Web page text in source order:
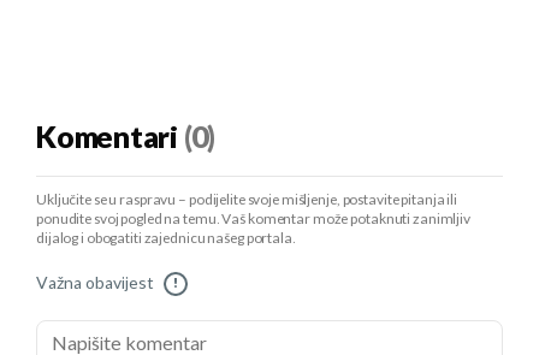
Komentari (0)
Uključite se u raspravu – podijelite svoje mišljenje, postavite pitanja ili
ponudite svoj pogled na temu. Vaš komentar može potaknuti zanimljiv
dijalog i obogatiti zajednicu našeg portala.
Važna obavijest !